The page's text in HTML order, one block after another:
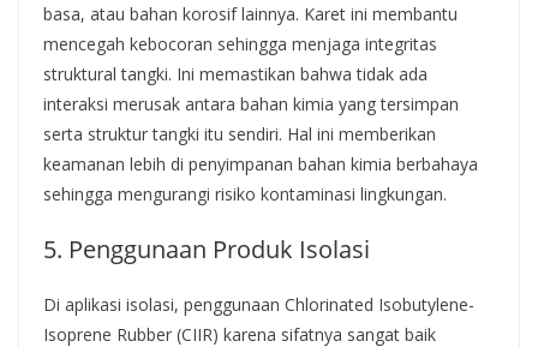
basa, atau bahan korosif lainnya. Karet ini membantu
mencegah kebocoran sehingga menjaga integritas
struktural tangki. Ini memastikan bahwa tidak ada
interaksi merusak antara bahan kimia yang tersimpan
serta struktur tangki itu sendiri. Hal ini memberikan
keamanan lebih di penyimpanan bahan kimia berbahaya
sehingga mengurangi risiko kontaminasi lingkungan.
5. Penggunaan Produk Isolasi
Di aplikasi isolasi, penggunaan Chlorinated Isobutylene-
Isoprene Rubber (CIIR) karena sifatnya sangat baik